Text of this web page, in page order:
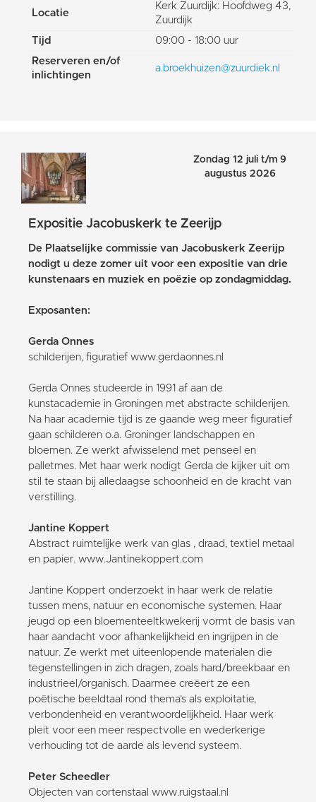
Locatie
Kerk Zuurdijk: Hoofdweg 43,
Zuurdijk
Tijd
09:00 - 18:00 uur
Reserveren en/of
inlichtingen
a.broekhuizen@zuurdiek.nl
Zondag 12 juli t/m 9
augustus 2026
Expositie Jacobuskerk te Zeerijp
De Plaatselijke commissie van Jacobuskerk Zeerijp
nodigt u deze zomer uit voor een expositie van drie
kunstenaars en muziek en poëzie op zondagmiddag.
Exposanten:
Gerda Onnes
schilderijen, figuratief www.gerdaonnes.nl
Gerda Onnes studeerde in 1991 af aan de
kunstacademie in Groningen met abstracte schilderijen.
Na haar academie tijd is ze gaande weg meer figuratief
gaan schilderen o.a. Groninger landschappen en
bloemen. Ze werkt afwisselend met penseel en
palletmes. Met haar werk nodigt Gerda de kijker uit om
stil te staan bij alledaagse schoonheid en de kracht van
verstilling.
Jantine Koppert
Abstract ruimtelijke werk van glas , draad, textiel metaal
en papier. www.Jantinekoppert.com
Jantine Koppert onderzoekt in haar werk de relatie
tussen mens, natuur en economische systemen. Haar
jeugd op een bloementeeltkwekerij vormt de basis van
haar aandacht voor afhankelijkheid en ingrijpen in de
natuur. Ze werkt met uiteenlopende materialen die
tegenstellingen in zich dragen, zoals hard/breekbaar en
industrieel/organisch. Daarmee creëert ze een
poëtische beeldtaal rond thema’s als exploitatie,
verbondenheid en verantwoordelijkheid. Haar werk
pleit voor een meer respectvolle en wederkerige
verhouding tot de aarde als levend systeem.
Peter Scheedler
Objecten van cortenstaal www.ruigstaal.nl